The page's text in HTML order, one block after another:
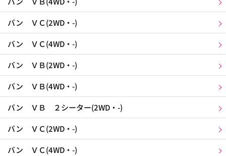
バン ＶＣ(2WD・-)
バン ＶＣ(4WD・-)
バン ＶＢ(2WD・-)
バン ＶＢ(4WD・-)
バン ＶＢ ２シーター(2WD・-)
バン ＶＣ(2WD・-)
バン ＶＣ(4WD・-)